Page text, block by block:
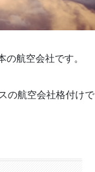
航空会社です。
の航空会社格付けで